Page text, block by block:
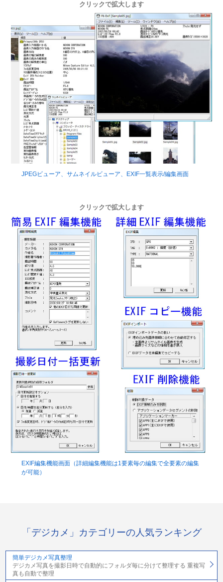
クリックで拡大します
JPEGビューア、サムネイルビューア、EXIF一覧表示/編集画面
クリックで拡大します
EXIF編集機能画面（詳細編集機能は1要素毎の編集で全要素の編集
が可能）
「デジカメ」カテゴリーの人気ランキング
簡単デジカメ写真整理
デジカメ写真を撮影日時で自動的にフォルダ毎に分けて整理する 重複写
真も自動で整理